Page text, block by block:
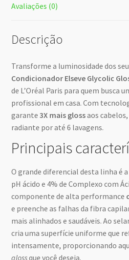
Avaliações (0)
Descrição
Transforme a luminosidade dos
Condicionador Elseve Glycolic
de L’Oréal Paris para quem busca
profissional em casa. Com
garante 3X mais glossaos
radiante por até 6 lavagens.
Principais
O grande diferencial desta linha é
pH ácido e 4% de Complexo com
componente de alta performance
e preenche as falhas da fibra
mais alinhados e saudáveis. Ao
cria uma superfície uniforme que
intensamente, proporcionando
glossque você deseja.